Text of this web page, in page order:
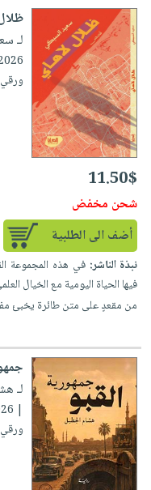
ملابس
مطرزات
حقائب
حلي
عناية
بالذات
صابون
أطفال
مناسبات
iKitab
بلا
حدود
نيل
وفرات
عن
الشركة
سياسة
الشركة
فيديوهات
يتكرر
طرحها
خدمات
نيل
وفرات
كتابك
تواصل
معنا
حسابك
لائحة
الأمنيات
عربة
التسوق
نشرة
الإصدارات
لـ
11.50$
شحن مخفض
أضف الى الطلبية
نبذة الناشر:في هذه المجموعة
فيها الحياة اليومية مع الخيال
من مقعدٍ على متن طائرة يخبئ
لـ
| 10/07/2026